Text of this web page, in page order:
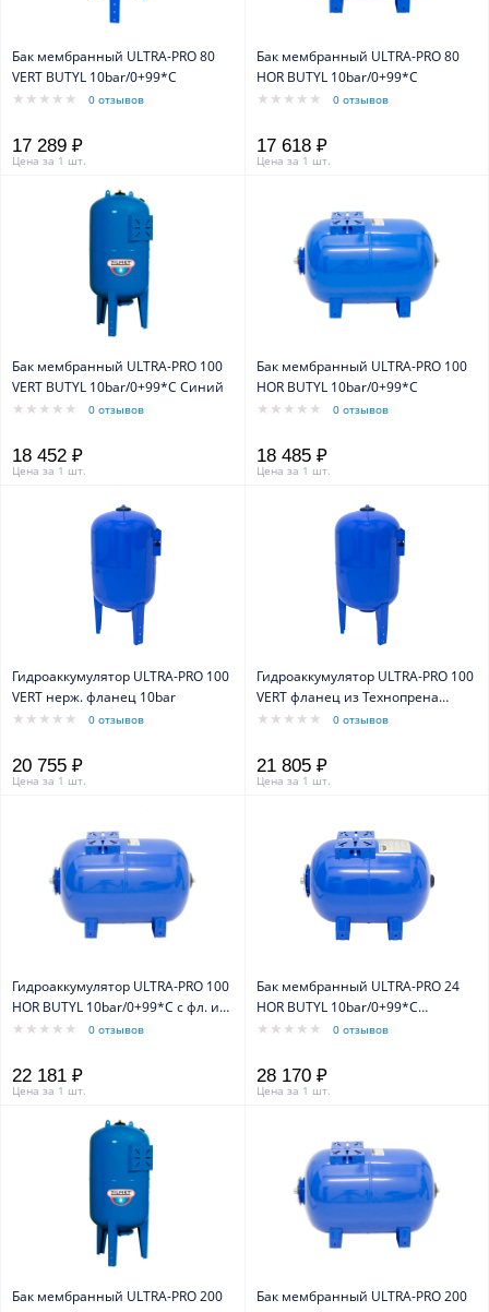
Бак мембранный ULTRA-PRO 80
VERT BUTYL 10bar/0+99*C
0 отзывов
17 289 ₽
Цена за 1 шт.
Бак мембранный ULTRA-PRO 80
HOR BUTYL 10bar/0+99*C
0 отзывов
17 618 ₽
Цена за 1 шт.
Бак мембранный ULTRA-PRO 100
VERT BUTYL 10bar/0+99*C Синий
0 отзывов
18 452 ₽
Цена за 1 шт.
Бак мембранный ULTRA-PRO 100
HOR BUTYL 10bar/0+99*C
0 отзывов
18 485 ₽
Цена за 1 шт.
Гидроаккумулятор ULTRA-PRO 100
VERT нерж. фланец 10bar
0 отзывов
20 755 ₽
Цена за 1 шт.
Гидроаккумулятор ULTRA-PRO 100
VERT фланец из Технопрена
10bar
0 отзывов
21 805 ₽
Цена за 1 шт.
Гидроаккумулятор ULTRA-PRO 100
HOR BUTYL 10bar/0+99*C с фл. из
технопрена
0 отзывов
22 181 ₽
Цена за 1 шт.
Бак мембранный ULTRA-PRO 24
HOR BUTYL 10bar/0+99*C
нерж.сталь
0 отзывов
28 170 ₽
Цена за 1 шт.
Бак мембранный ULTRA-PRO 200
Бак мембранный ULTRA-PRO 200